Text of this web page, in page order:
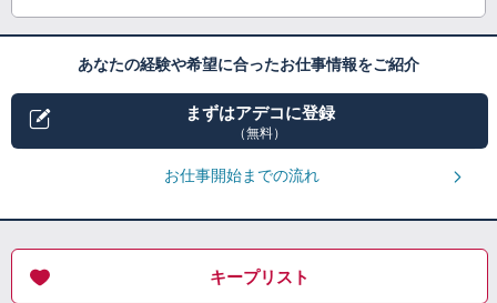
あなたの経験や希望に合ったお仕事情報をご紹介
まずはアデコに登録
（無料）
お仕事開始までの流れ
キープリスト